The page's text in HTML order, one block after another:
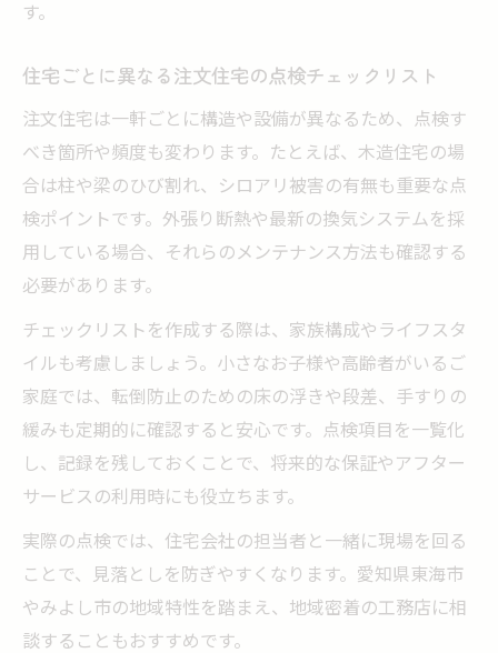
す。
住宅ごとに異なる注文住宅の点検チェックリスト
注文住宅は一軒ごとに構造や設備が異なるため、点検す
べき箇所や頻度も変わります。たとえば、木造住宅の場
合は柱や梁のひび割れ、シロアリ被害の有無も重要な点
検ポイントです。外張り断熱や最新の換気システムを採
用している場合、それらのメンテナンス方法も確認する
必要があります。
チェックリストを作成する際は、家族構成やライフスタ
イルも考慮しましょう。小さなお子様や高齢者がいるご
家庭では、転倒防止のための床の浮きや段差、手すりの
緩みも定期的に確認すると安心です。点検項目を一覧化
し、記録を残しておくことで、将来的な保証やアフター
サービスの利用時にも役立ちます。
実際の点検では、住宅会社の担当者と一緒に現場を回る
ことで、見落としを防ぎやすくなります。愛知県東海市
やみよし市の地域特性を踏まえ、地域密着の工務店に相
談することもおすすめです。